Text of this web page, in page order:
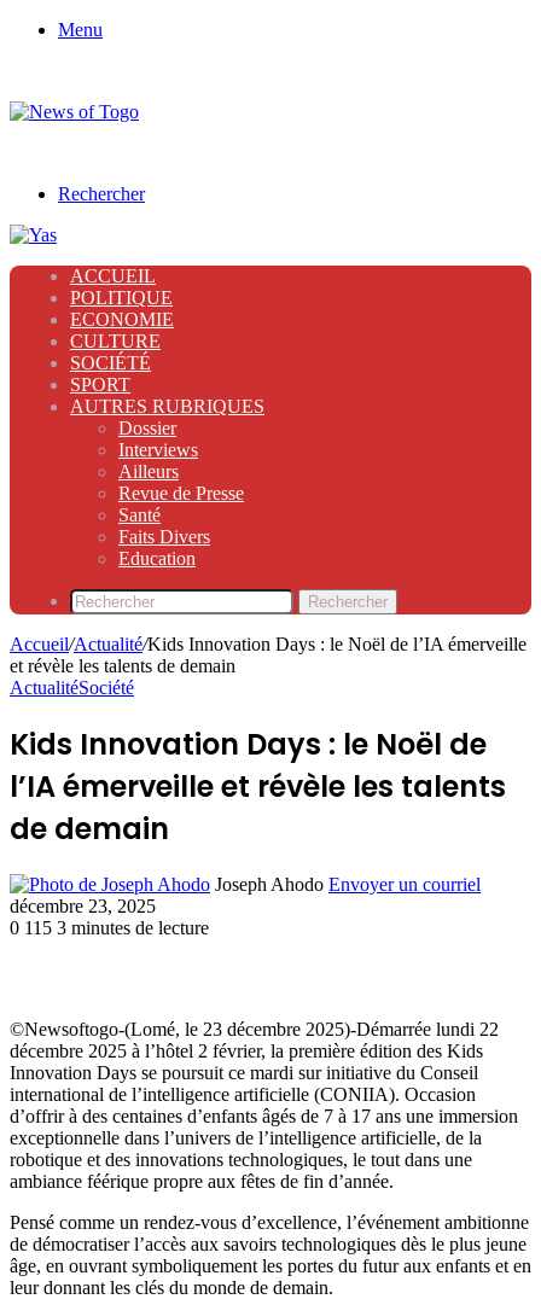
Menu
Rechercher
ACCUEIL
POLITIQUE
ECONOMIE
CULTURE
SOCIÉTÉ
SPORT
AUTRES RUBRIQUES
Dossier
Interviews
Ailleurs
Revue de Presse
Santé
Faits Divers
Education
Rechercher
Accueil/Actualité/Kids Innovation Days : le Noël de l’IA émerveille
et révèle les talents de demain
ActualitéSociété
Kids Innovation Days : le Noël de
l’IA émerveille et révèle les talents
de demain
Joseph Ahodo Envoyer un courriel
décembre 23, 2025
0 115 3 minutes de lecture
©Newsoftogo-(Lomé, le 23 décembre 2025)-Démarrée lundi 22
décembre 2025 à l’hôtel 2 février, la première édition des Kids
Innovation Days se poursuit ce mardi sur initiative du Conseil
international de l’intelligence artificielle (CONIIA). Occasion
d’offrir à des centaines d’enfants âgés de 7 à 17 ans une immersion
exceptionnelle dans l’univers de l’intelligence artificielle, de la
robotique et des innovations technologiques, le tout dans une
ambiance féérique propre aux fêtes de fin d’année.
Pensé comme un rendez-vous d’excellence, l’événement ambitionne
de démocratiser l’accès aux savoirs technologiques dès le plus jeune
âge, en ouvrant symboliquement les portes du futur aux enfants et en
leur donnant les clés du monde de demain.